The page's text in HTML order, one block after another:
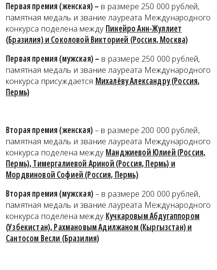
Первая премия (женская) – в размере 250 000 рублей,
памятная медаль и звание лауреата Международного
конкурса поделена между Пинейро Анн-Жуллиет
(Бразилия) и Соколовой Викторией (Россия, Москва)
Первая премия (мужская) – в размере 250 000 рублей,
памятная медаль и звание лауреата Международного
конкурса присуждается Михалёву Александру (Россия,
Пермь)
Вторая премия (женская) – в размере 200 000 рублей,
памятная медаль и звание лауреата Международного
конкурса поделена между Манджиевой Юлией (Россия,
Пермь), Тимергалиевой Ариной (Россия, Пермь) и
Мордвиновой Софией (Россия, Пермь)
Вторая премия (мужская) – в размере 200 000 рублей,
памятная медаль и звание лауреата Международного
конкурса поделена между Кучкаровым Абдугаппором
(Узбекистан), Рахмановым Адилжаном (Кыргызстан) и
Сантосом Весли (Бразилия)